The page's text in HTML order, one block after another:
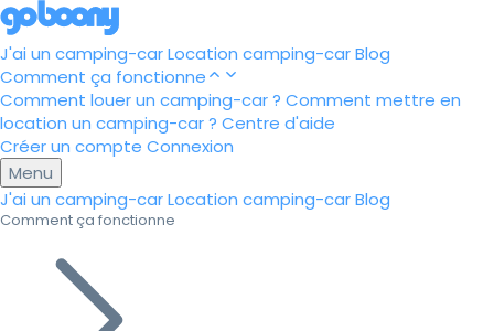
J'ai un camping-carLocation camping-carBlog
Comment ça fonctionne
Comment louer un camping-car ? Comment mettre en
location un camping-car ? Centre d'aide
Créer un compte Connexion
Menu
J'ai un camping-carLocation camping-carBlog
Comment ça fonctionne